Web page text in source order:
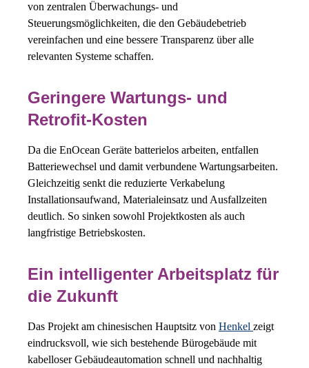
von zentralen Überwachungs- und
Steuerungsmöglichkeiten, die den Gebäudebetrieb
vereinfachen und eine bessere Transparenz über alle
relevanten Systeme schaffen.
Geringere Wartungs- und
Retrofit-Kosten
Da die EnOcean Geräte batterielos arbeiten, entfallen
Batteriewechsel und damit verbundene Wartungsarbeiten.
Gleichzeitig senkt die reduzierte Verkabelung
Installationsaufwand, Materialeinsatz und Ausfallzeiten
deutlich. So sinken sowohl Projektkosten als auch
langfristige Betriebskosten.
Ein intelligenter Arbeitsplatz für
die Zukunft
Das Projekt am chinesischen Hauptsitz von Henkel zeigt
eindrucksvoll, wie sich bestehende Bürogebäude mit
kabelloser Gebäudeautomation schnell und nachhaltig